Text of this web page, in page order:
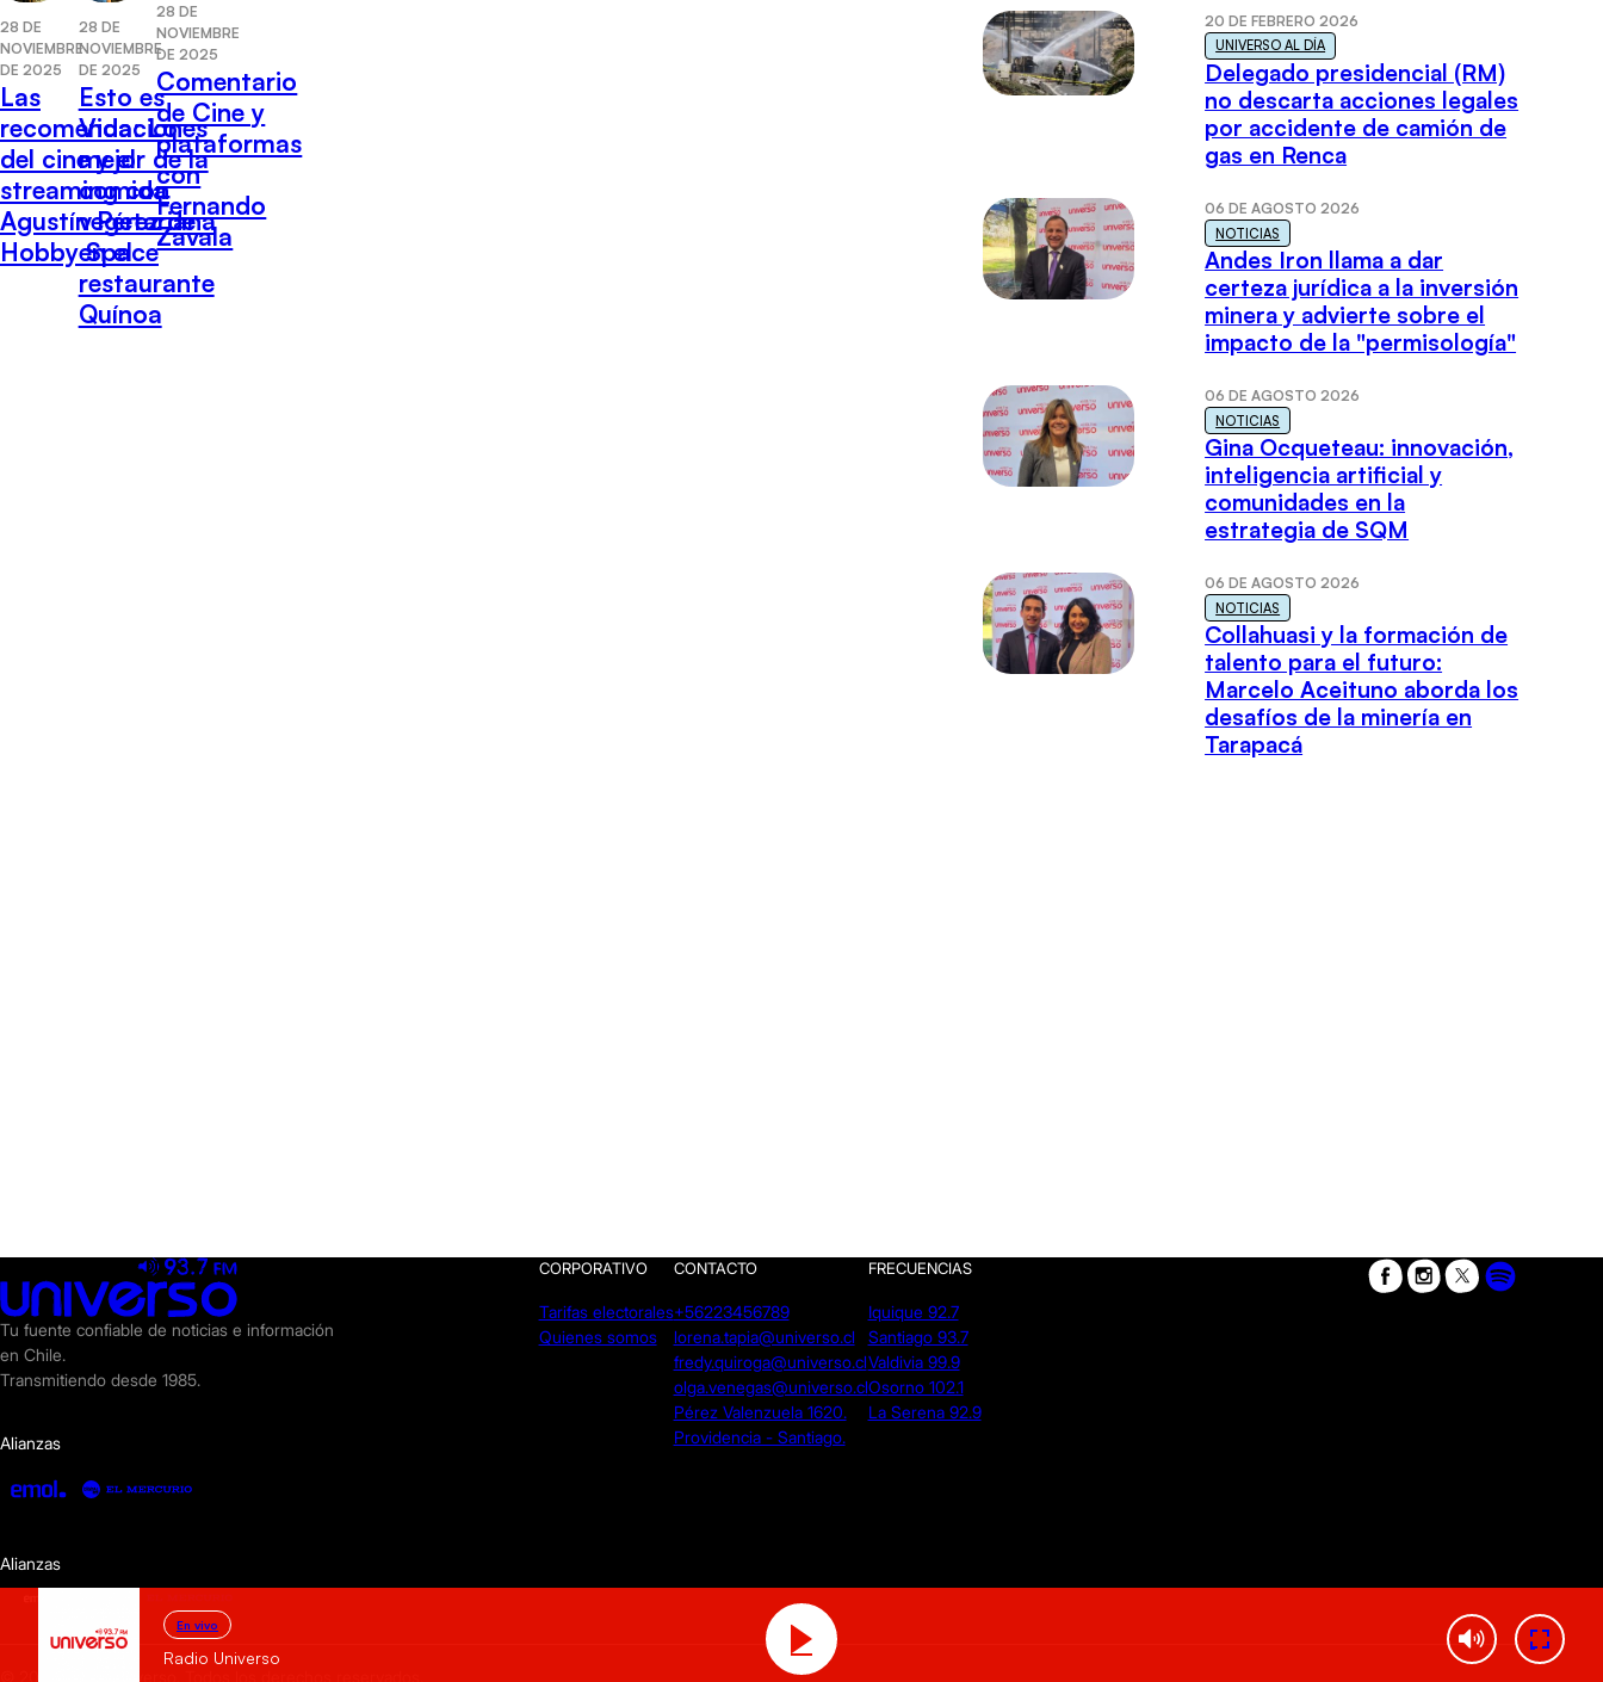
28 DE
NOVIEMBRE
DE 2025
Las
recomendaciones
del cine y el
streaming con
Agustín Pérez de
Hobby Space
28 DE
NOVIEMBRE
DE 2025
Esto es
Vida: Lo
mejor de la
comida
vegetariana
en el
restaurante
Quínoa
28 DE
NOVIEMBRE
DE 2025
Comentario
de Cine y
plataformas
con
Fernando
Zavala
20 DE FEBRERO 2026
UNIVERSO AL DÍA
Delegado presidencial (RM)
no descarta acciones legales
por accidente de camión de
gas en Renca
06 DE AGOSTO 2026
NOTICIAS
Andes Iron llama a dar
certeza jurídica a la inversión
minera y advierte sobre el
impacto de la "permisología"
06 DE AGOSTO 2026
NOTICIAS
Gina Ocqueteau: innovación,
inteligencia artificial y
comunidades en la
estrategia de SQM
06 DE AGOSTO 2026
NOTICIAS
Collahuasi y la formación de
talento para el futuro:
Marcelo Aceituno aborda los
desafíos de la minería en
Tarapacá
En vivo
Radio Universo
Tu fuente confiable de noticias e información
en Chile.
Transmitiendo desde 1985.
Alianzas
CORPORATIVO
Tarifas electorales
Quienes somos
CONTACTO
+56223456789
lorena.tapia@universo.cl
fredy.quiroga@universo.cl
olga.venegas@universo.cl
Pérez Valenzuela 1620.
Providencia - Santiago.
FRECUENCIAS
Iquique 92.7
Santiago 93.7
Valdivia 99.9
Osorno 102.1
La Serena 92.9
Alianzas